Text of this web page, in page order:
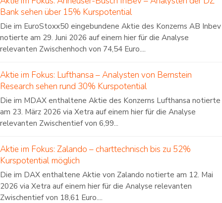
Bank sehen über 15% Kurspotential
Die im EuroStoxx50 eingebundene Aktie des Konzerns AB Inbev
notierte am 29. Juni 2026 auf einem hier für die Analyse
relevanten Zwischenhoch von 74,54 Euro....
Aktie im Fokus: Lufthansa – Analysten von Bernstein
Research sehen rund 30% Kurspotential
Die im MDAX enthaltene Aktie des Konzerns Lufthansa notierte
am 23. März 2026 via Xetra auf einem hier für die Analyse
relevanten Zwischentief von 6,99...
Aktie im Fokus: Zalando – charttechnisch bis zu 52%
Kurspotential möglich
Die im DAX enthaltene Aktie von Zalando notierte am 12. Mai
2026 via Xetra auf einem hier für die Analyse relevanten
Zwischentief von 18,61 Euro....